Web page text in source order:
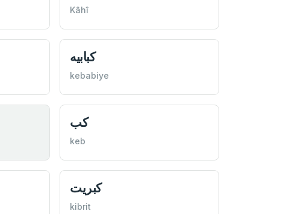
Kâhî
كبابيه
kebabiye
كب
keb
كبريت
kibrit